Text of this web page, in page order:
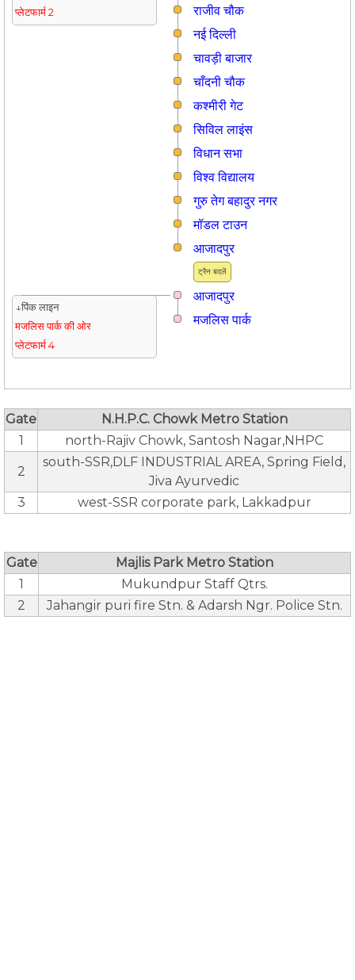
प्लेटफार्म 2
राजीव चौक
नई दिल्ली
चावड़ी बाजार
चाँदनी चौक
कश्मीरी गेट
सिविल लाइंस
विधान सभा
विश्व विद्यालय
गुरु तेग बहादुर नगर
मॉडल टाउन
ट्रैन बदलें
आजादपुर
आजादपुर
↓पिंक लाइन
मजलिस पार्क की ओर
प्लेटफार्म 4
मजलिस पार्क
Gate
N.H.P.C. Chowk Metro Station
1
north-Rajiv Chowk, Santosh Nagar,NHPC
2
south-SSR,DLF INDUSTRIAL AREA, Spring Field,
Jiva Ayurvedic
3
west-SSR corporate park, Lakkadpur
Gate
Majlis Park Metro Station
1
Mukundpur Staff Qtrs.
2
Jahangir puri fire Stn. & Adarsh Ngr. Police Stn.